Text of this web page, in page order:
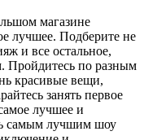
магазине
лучшее. Подберите не
и все остальное,
Пройдитесь по разным
красивые вещи,
занять первое
лучшее и
самым лучшим шоу